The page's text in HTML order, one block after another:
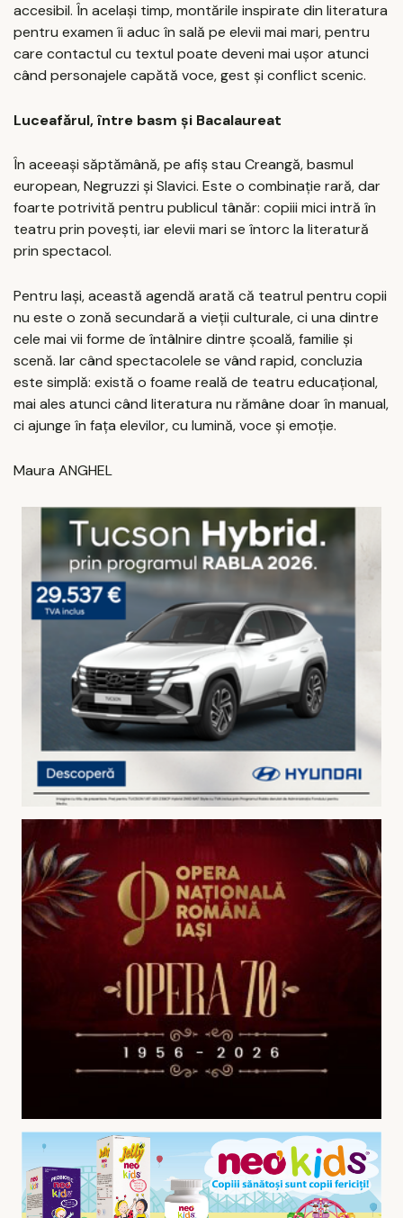
accesibil. În același timp, montările inspirate din literatura
pentru examen îi aduc în sală pe elevii mai mari, pentru
care contactul cu textul poate deveni mai ușor atunci
când personajele capătă voce, gest și conflict scenic.
Luceafărul, între basm și Bacalaureat
În aceeași săptămână, pe afiș stau Creangă, basmul
european, Negruzzi și Slavici. Este o combinație rară, dar
foarte potrivită pentru publicul tânăr: copiii mici intră în
teatru prin povești, iar elevii mari se întorc la literatură
prin spectacol.
Pentru Iași, această agendă arată că teatrul pentru copii
nu este o zonă secundară a vieții culturale, ci una dintre
cele mai vii forme de întâlnire dintre școală, familie și
scenă. Iar când spectacolele se vând rapid, concluzia
este simplă: există o foame reală de teatru educațional,
mai ales atunci când literatura nu rămâne doar în manual,
ci ajunge în fața elevilor, cu lumină, voce și emoție.
Maura ANGHEL